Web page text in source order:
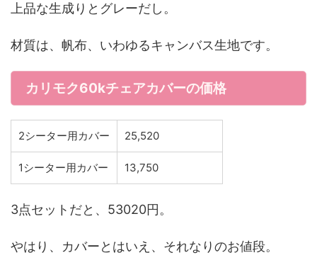
上品な生成りとグレーだし。
材質は、帆布、いわゆるキャンバス生地です。
カリモク60kチェアカバーの価格
2シーター用カバー 25,520
1シーター用カバー 13,750
3点セットだと、53020円。
やはり、カバーとはいえ、それなりのお値段。